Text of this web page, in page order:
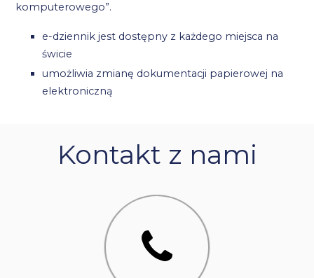
komputerowego”.
e-dziennik jest dostępny z każdego miejsca na
świcie
umożliwia zmianę dokumentacji papierowej na
elektroniczną
Kontakt z nami